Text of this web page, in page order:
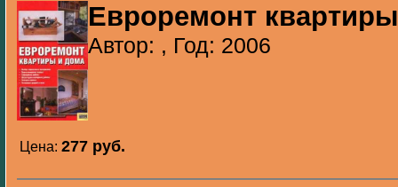
Евроремонт
Автор: , Год: 2006
Цена: 277 pуб.